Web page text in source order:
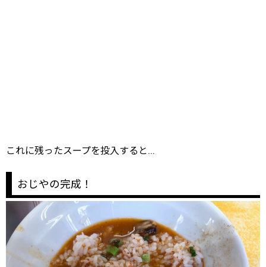
これに残ったスープを投入すると…
おじやの完成！